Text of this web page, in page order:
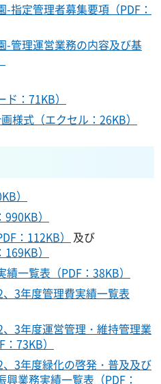
指定管理者募集要項（PDF：
-管理運営業務の内容及び基
：71KB）
様式（エクセル：26KB）
）
）
：112KB）
及び
）
一覧表（PDF：38KB）
3年度管理費実績一覧表
3年度運営管理・維持管理業
73KB）
3年度緑化の啓発・普及及び
興業務実績一覧表（PDF：